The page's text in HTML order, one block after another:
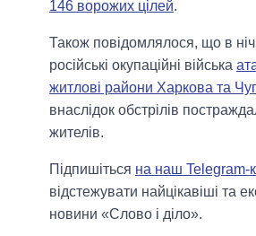
146 ворожих цілей.
Також повідомлялося, що в ніч
російські окупаційні війська
житлові райони Харкова та
внаслідок обстрілів
жителів.
Підпишіться на наш Telegram-
відстежувати найцікавіші та
новини «Слово і діло».